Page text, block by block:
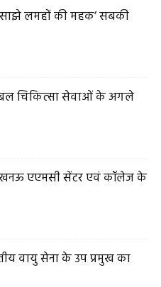
लमहों की महक’ सबकी
बल चिकित्सा सेवाओं के अगले
एएमसी सेंटर एवं कॉलेज के
वायु सेना के उप प्रमुख का